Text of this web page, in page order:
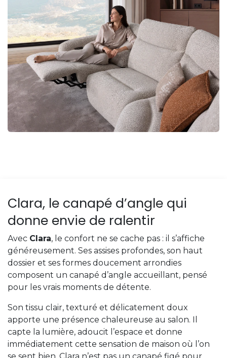
Clara, le canapé d’angle qui
donne envie de ralentir
Avec Clara, le confort ne se cache pas : il s’affiche
généreusement. Ses assises profondes, son haut
dossier et ses formes doucement arrondies
composent un canapé d’angle accueillant, pensé
pour les vrais moments de détente.
Son tissu clair, texturé et délicatement doux
apporte une présence chaleureuse au salon. Il
capte la lumière, adoucit l’espace et donne
immédiatement cette sensation de maison où l’on